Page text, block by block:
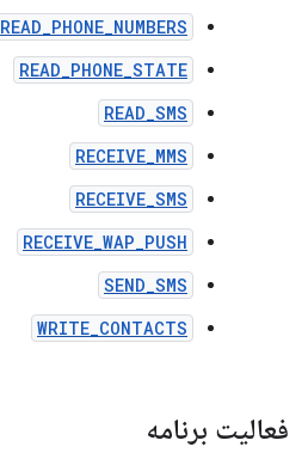
READ_PHONE_NUMBERS
READ_PHONE_STATE
READ_SMS
RECEIVE_MMS
RECEIVE_SMS
RECEIVE_WAP_PUSH
SEND_SMS
WRITE_CONTACTS
فعالیت برنامه